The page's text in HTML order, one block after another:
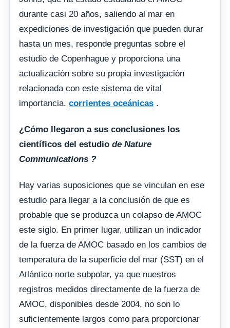
durante casi 20 años, saliendo al mar en
expediciones de investigación que pueden durar
hasta un mes, responde preguntas sobre el
estudio de Copenhague y proporciona una
actualización sobre su propia investigación
relacionada con este sistema de vital
importancia. corrientes oceánicas .
¿Cómo llegaron a sus conclusiones los
científicos del estudio de Nature
Communications ?
Hay varias suposiciones que se vinculan en ese
estudio para llegar a la conclusión de que es
probable que se produzca un colapso de AMOC
este siglo. En primer lugar, utilizan un indicador
de la fuerza de AMOC basado en los cambios de
temperatura de la superficie del mar (SST) en el
Atlántico norte subpolar, ya que nuestros
registros medidos directamente de la fuerza de
AMOC, disponibles desde 2004, no son lo
suficientemente largos como para proporcionar